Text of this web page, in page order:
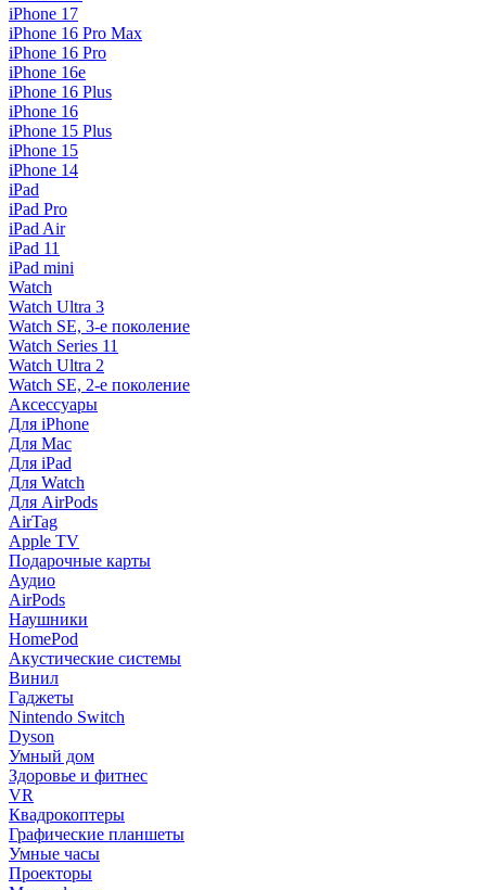
iPhone 17
iPhone 16 Pro Max
iPhone 16 Pro
iPhone 16e
iPhone 16 Plus
iPhone 16
iPhone 15 Plus
iPhone 15
iPhone 14
iPad
iPad Pro
iPad Air
iPad 11
iPad mini
Watch
Watch Ultra 3
Watch SE, 3-е поколение
Watch Series 11
Watch Ultra 2
Watch SE, 2-е поколение
Аксессуары
Для iPhone
Для Mac
Для iPad
Для Watch
Для AirPods
AirTag
Apple TV
Подарочные карты
Аудио
AirPods
Наушники
HomePod
Акустические системы
Винил
Гаджеты
Nintendo Switch
Dyson
Умный дом
Здоровье и фитнес
VR
Квадрокоптеры
Графические планшеты
Умные часы
Проекторы